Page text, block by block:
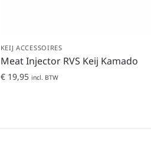
KEIJ ACCESSOIRES
Meat Injector RVS Keij Kamado
€19,95 incl. BTW